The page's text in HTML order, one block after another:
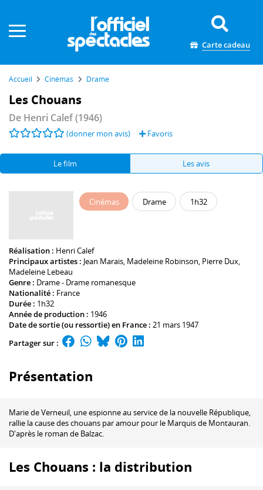
Carte cadeau
Accueil Cinémas Drame
Les Chouans
De Henri Calef(1946)
(donner mon avis) Favoris
Le film Les avis
Cinémas Drame 1h32
Réalisation : Henri Calef
Principaux artistes : Jean Marais, Madeleine Robinson, Pierre Dux,
Madeleine Lebeau
Genre : Drame - Drame romanesque
Nationalité : France
Durée : 1h32
Année de production : 1946
Date de sortie (ou ressortie) en France : 21 mars 1947
Partager sur :
Présentation
Marie de Verneuil, une espionne au service de la nouvelle République,
rallie la cause des chouans par amour pour le Marquis de Montauran.
D'après le roman de Balzac.
Les Chouans : la distribution